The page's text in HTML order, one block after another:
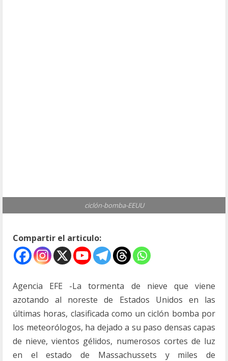
ciclón-bomba-EEUU
Compartir el articulo:
Agencia EFE -La tormenta de nieve que viene
azotando al noreste de Estados Unidos en las
últimas horas, clasificada como un ciclón bomba por
los meteorólogos, ha dejado a su paso densas capas
de nieve, vientos gélidos, numerosos cortes de luz
en el estado de Massachussets y miles de